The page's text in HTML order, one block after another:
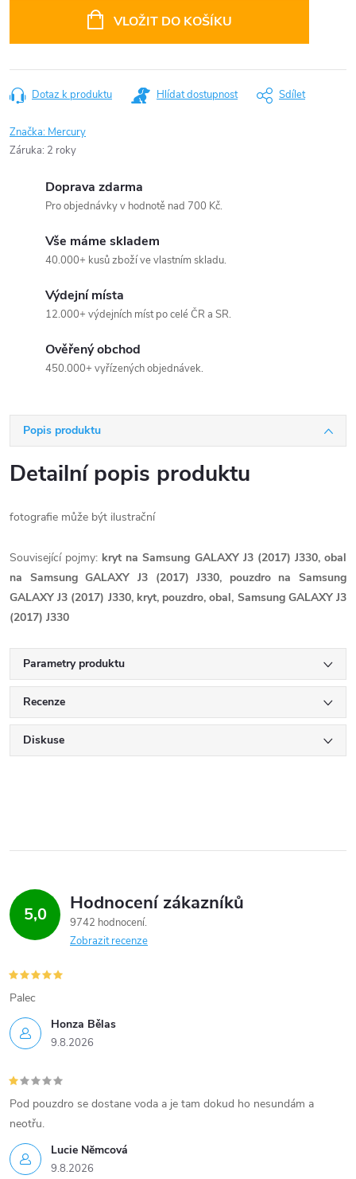
VLOŽIT DO KOŠÍKU
Dotaz k produktu Hlídat dostupnost Sdílet
Značka: Mercury
Záruka: 2 roky
Doprava zdarma
Pro objednávky v hodnotě nad 700 Kč.
Vše máme skladem
40.000+ kusů zboží ve vlastním skladu.
Výdejní místa
12.000+ výdejních míst po celé ČR a SR.
Ověřený obchod
450.000+ vyřízených objednávek.
Popis produktu
Detailní popis produktu
fotografie může být ilustrační
Související pojmy: kryt na Samsung GALAXY J3 (2017) J330, obal
na Samsung GALAXY J3 (2017) J330, pouzdro na Samsung
GALAXY J3 (2017) J330, kryt, pouzdro, obal, Samsung GALAXY J3
(2017) J330
Parametry produktu
Recenze
Diskuse
5,0 Hodnocení zákazníků
9742 hodnocení
Zobrazit recenze
Honza Bělas
9.8.2026
Palec
Lucie Nĕmcová
9.8.2026
Pod pouzdro se dostane voda a je tam dokud ho nesundám a
neotřu.